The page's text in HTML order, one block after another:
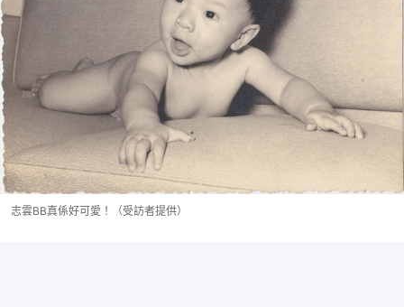
志雲BB真係好可愛！（受訪者提供）